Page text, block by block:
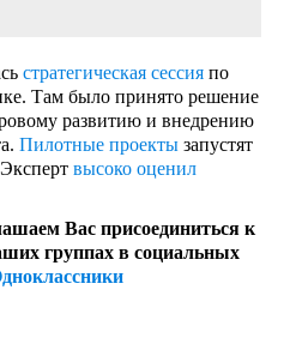
стратегическая сессия по
Там было принято решение
развитию и внедрению
Пилотные проекты запустят
высоко оценил
Вас присоединиться к
группах в социальных